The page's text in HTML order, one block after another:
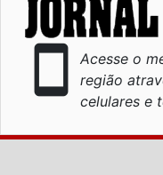
smartphone
Acesse o
região
celulares e